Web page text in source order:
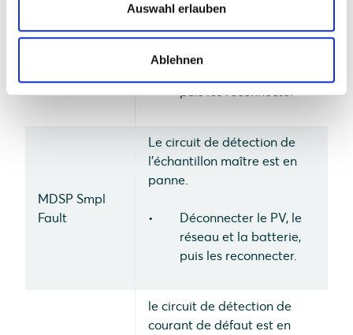
Auswahl erlauben
Ablehnen
MDSP SPI
interrompue.
Déconnecter le PV, le
puis les reconnecter
MDSP Smpl
Fault
Le circuit de détection de
l'échantillon maître est en
panne.
Déconnecter le PV, le
réseau et la batterie,
puis les reconnecter.
le circuit de détection de
courant de défaut est en